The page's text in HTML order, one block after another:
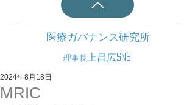
医療ガバナンス研究所
理事長 上昌広SNS
MRIC
2024年8月18日